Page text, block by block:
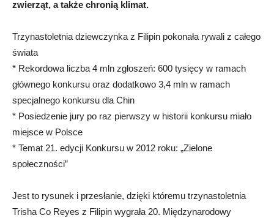
zwierząt, a także chronią klimat.
Trzynastoletnia dziewczynka z Filipin pokonała rywali z całego
świata
* Rekordowa liczba 4 mln zgłoszeń: 600 tysięcy w ramach
głównego konkursu oraz dodatkowo 3,4 mln w ramach
specjalnego konkursu dla Chin
* Posiedzenie jury po raz pierwszy w historii konkursu miało
miejsce w Polsce
* Temat 21. edycji Konkursu w 2012 roku: „Zielone
społeczności”
Jest to rysunek i przesłanie, dzięki któremu trzynastoletnia
Trisha Co Reyes z Filipin wygrała 20. Międzynarodowy